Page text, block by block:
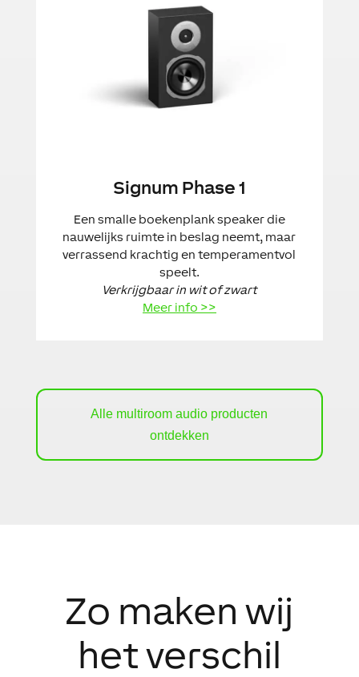
Signum Phase 1
Een smalle boekenplank speaker die
nauwelijks ruimte in beslag neemt, maar
verrassend krachtig en temperamentvol
speelt.
Verkrijgbaar in wit of zwart
Meer info >>
Alle multiroom audio producten
ontdekken
Zo maken wij
het verschil